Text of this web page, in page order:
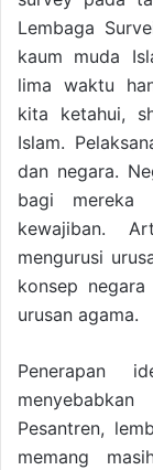
Lembaga
kaum muda
lima waktu
kita ketahui,
Islam.
dan negara.
bagi mereka
kewajiban.
mengurusi
konsep
urusan agama.
Penerapan
Pesantren,
memang